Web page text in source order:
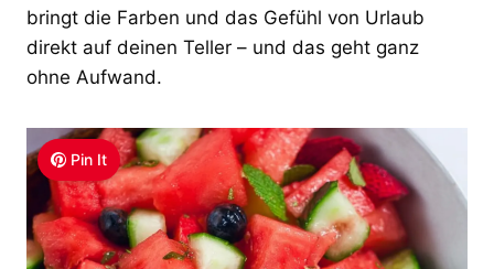
bringt die Farben und das Gefühl von Urlaub
direkt auf deinen Teller – und das geht ganz
ohne Aufwand.
Pin It